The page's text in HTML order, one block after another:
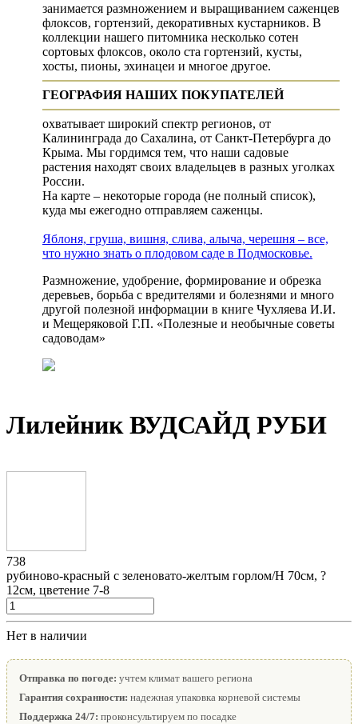
занимается размножением и выращиванием саженцев
флоксов, гортензий, декоративных кустарников. В
коллекции нашего питомника несколько сотен
сортовых флоксов, около ста гортензий, кусты,
хосты, пионы, эхинацеи и многое другое.
ГЕОГРАФИЯ НАШИХ ПОКУПАТЕЛЕЙ
охватывает широкий спектр регионов, от
Калининграда до Сахалина, от Санкт-Петербурга до
Крыма. Мы гордимся тем, что наши садовые
растения находят своих владельцев в разных уголках
России.
На карте – некоторые города (не полный список),
куда мы ежегодно отправляем саженцы.
Яблоня, груша, вишня, слива, алыча, черешня – все,
что нужно знать о плодовом саде в Подмосковье.
Размножение, удобрение, формирование и обрезка
деревьев, борьба с вредителями и болезнями и много
другой полезной информации в книге Чухляева И.И.
и Мещеряковой Г.П. «Полезные и необычные советы
садоводам»
Лилейник ВУДСАЙД РУБИ
738
рубиново-красный с зеленовато-желтым горлом/Н 70см, ?
12см, цветение 7-8
Нет в наличии
Отправка по погоде: учтем климат вашего региона
Гарантия сохранности: надежная упаковка корневой системы
Поддержка 24/7: проконсультируем по посадке